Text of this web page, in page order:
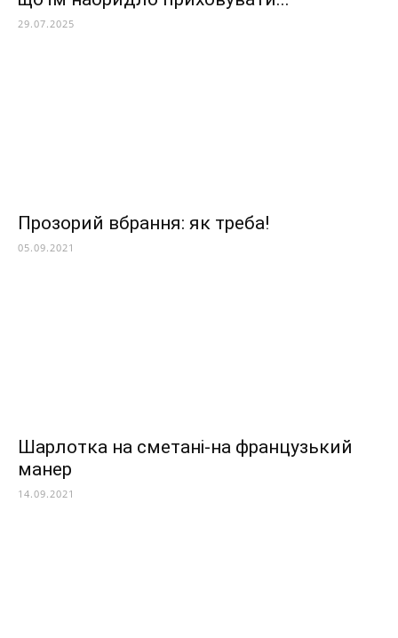
29.07.2025
Прозорий вбрання: як треба!
05.09.2021
Шарлотка на сметані-на французький
манер
14.09.2021